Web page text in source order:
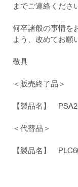
までご連絡くださ
何卒諸般の事情を
よう、改めてお願
敬具
＜販売終了品＞
【製品名】
＜代替品＞
【製品名】